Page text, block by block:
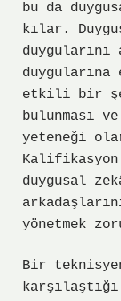
bu da
kılar.
duygularını
etkili bir
bulunması
yeteneği
duygusal
yönetmek
Bir